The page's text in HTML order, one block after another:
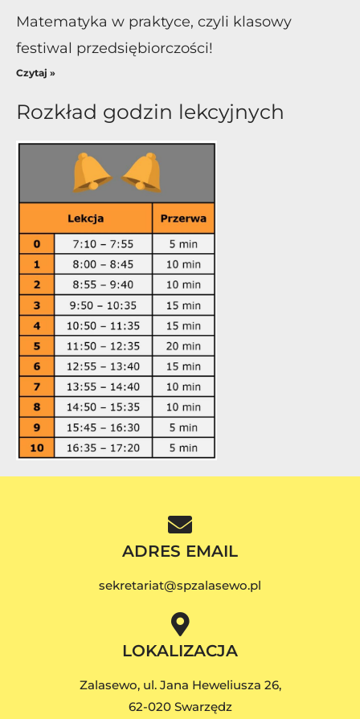
Matematyka w praktyce, czyli klasowy
festiwal przedsiębiorczości!
Czytaj »
Rozkład godzin lekcyjnych
ADRES EMAIL
sekretariat@spzalasewo.pl
LOKALIZACJA
Zalasewo, ul. Jana Heweliusza 26,
62-020 Swarzędz